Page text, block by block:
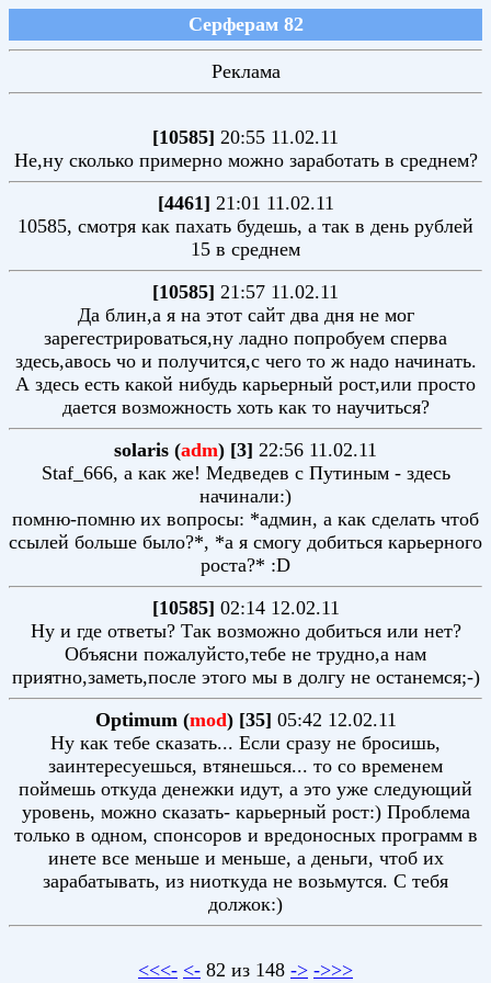
Серферам 82
Реклама
[10585] 20:55 11.02.11
Не,ну сколько примерно можно заработать в среднем?
[4461] 21:01 11.02.11
10585, смотря как пахать будешь, а так в день рублей
15 в среднем
[10585] 21:57 11.02.11
Да блин,а я на этот сайт два дня не мог
зарегестрироваться,ну ладно попробуем сперва
здесь,авось чо и получится,с чего то ж надо начинать.
А здесь есть какой нибудь карьерный рост,или просто
дается возможность хоть как то научиться?
solaris (adm) [3] 22:56 11.02.11
Staf_666, а как же! Медведев с Путиным - здесь
начинали:)
помню-помню их вопросы: *админ, а как сделать чтоб
ссылей больше было?*, *а я смогу добиться карьерного
роста?* :D
[10585] 02:14 12.02.11
Ну и где ответы? Так возможно добиться или нет?
Объясни пожалуйсто,тебе не трудно,а нам
приятно,заметь,после этого мы в долгу не останемся;-)
Optimum (mod) [35] 05:42 12.02.11
Ну как тебе сказать... Если сразу не бросишь,
заинтересуешься, втянешься... то со временем
поймешь откуда денежки идут, а это уже следующий
уровень, можно сказать- карьерный рост:) Проблема
только в одном, спонсоров и вредоносных программ в
инете все меньше и меньше, а деньги, чтоб их
зарабатывать, из ниоткуда не возьмутся. С тебя
должок:)
<<<- <- 82 из 148 -> ->>>